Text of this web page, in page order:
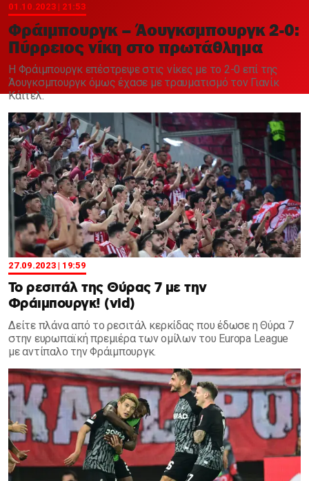
01.10.2023 | 21:53
Φράιμπουργκ – Άουγκσμπουργκ 2-0:
Πύρρειος νίκη στο πρωτάθλημα
Η Φράιμπουργκ επέστρεψε στις νίκες με το 2-0 επί της
Άουγκσμπουργκ όμως έχασε με τραυματισμό τον Γιανίκ
Κάιτελ.
27.09.2023 | 19:59
Το ρεσιτάλ της Θύρας 7 με την
Φράιμπουργκ! (vid)
Δείτε πλάνα από το ρεσιτάλ κερκίδας που έδωσε η Θύρα 7
στην ευρωπαϊκή πρεμιέρα των ομίλων του Europa League
με αντίπαλο την Φράιμπουργκ.
Χαντμπολ